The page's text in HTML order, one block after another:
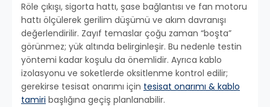
Röle çıkışı, sigorta hattı, şase bağlantısı ve fan motoru
hattı ölçülerek gerilim düşümü ve akım davranışı
değerlendirilir. Zayıf temaslar çoğu zaman “boşta”
görünmez; yük altında belirginleşir. Bu nedenle testin
yöntemi kadar koşulu da önemlidir. Ayrıca kablo
izolasyonu ve soketlerde oksitlenme kontrol edilir;
gerekirse tesisat onarımı için tesisat onarımı & kablo
tamiri başlığına geçiş planlanabilir.